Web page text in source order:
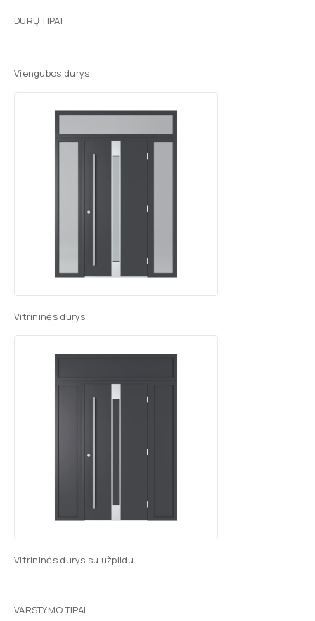
DURŲ TIPAI
Viengubos durys
Vitrininės durys
Vitrininės durys su užpildu
VARSTYMO TIPAI